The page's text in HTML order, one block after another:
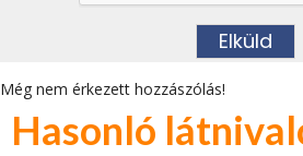
Még nem érkezett hozzászólás!
Hasonló